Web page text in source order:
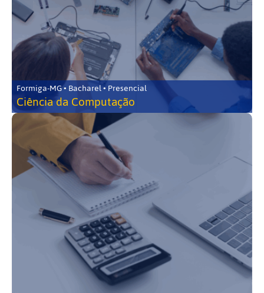
Formiga-MG • Bacharel • Presencial
Ciência da Computação